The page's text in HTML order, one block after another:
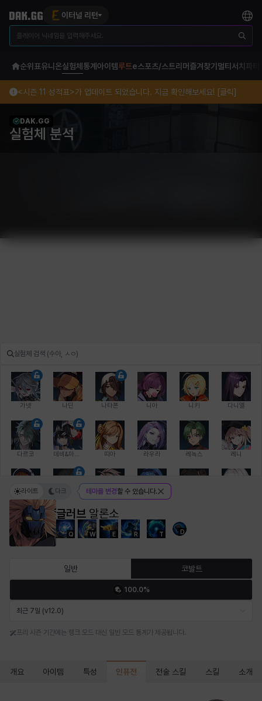
이터널 리턴
순위표유니온실험체 통계 아이템루트e스포츠/스트리머 즐겨찾기 멀티서치 파티
<시즌 11 성적표>가 업데이트 되었습니다. 지금 확인해보세요! [클릭]
DAK.GG
실험체 분석
가넷 나딘 나타폰 니아 니키 다니엘
다르코 띠아 라우라 레녹스 레니
레온 루크 르노어
바바라 버니스 블레어 비앙카 비형 샬럿
글러브 알론소
Q W E R T D
라이트 다크 테마를 변경할 수 있습니다.
일반 코발트
100.0%
최근 7일 (v12.0)
프리 시즌 기간에는 랭크 모드 대신 일반 모드 통계가 제공됩니다.
개요 아이템 특성 인퓨전 전술 스킬 스킬 소개